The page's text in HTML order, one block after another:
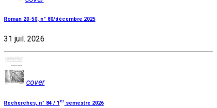
Roman 20-50, n° 80/décembre 2025
31 juil. 2026
cover
Recherches, n° 84 / 1 er semestre 2026